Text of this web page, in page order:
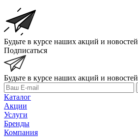
Будьте в курсе наших акций и новостей
Подписаться
Будьте в курсе наших акций и новостей
Каталог
Акции
Услуги
Бренды
Компания